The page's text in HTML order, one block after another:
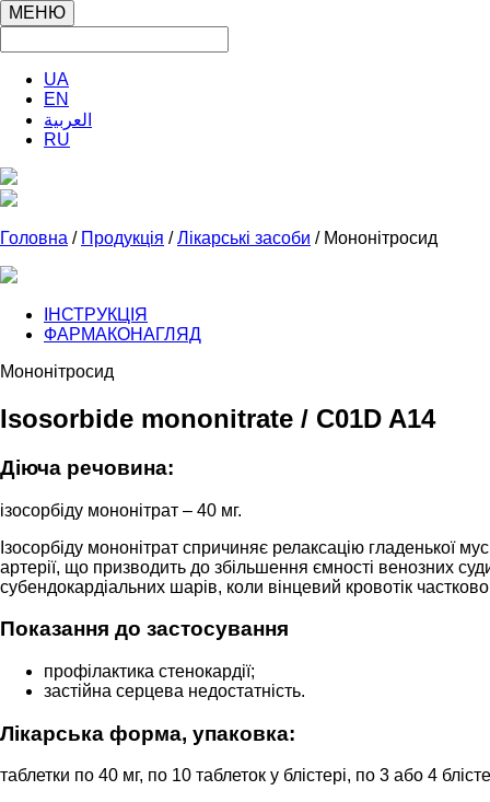
МЕНЮ
UA
EN
العربية
RU
Головна / Продукція /Лікарські засоби / Мононітросид
ІНСТРУКЦІЯ
ФАРМАКОНАГЛЯД
Мононітросид
Isosorbide mononitrate / C01D A14
Діюча речовина:
ізосорбіду мононітрат – 40 мг.
Ізосорбіду мононітрат спричиняє релаксацію гладенької
артерії, що призводить до збільшення ємності венозних
субендокардіальних шарів, коли вінцевий кровотік
Показання до застосування
профілактика стенокардії;
застійна серцева недостатність.
Лікарська форма, упаковка:
таблетки по 40 мг, по 10 таблеток у блістері, по 3 або 4